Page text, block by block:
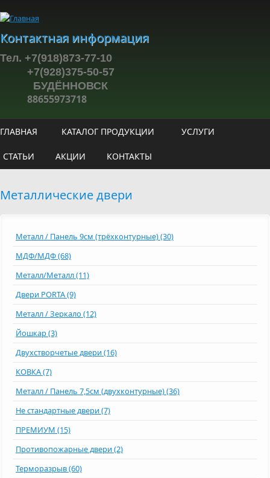
Контактная информация
Тел. +7(918)873-77-10
+7(928)375-50-57
БУДЁННОВСК
88655973718
ГЛАВНАЯ КАТАЛОГ ПРОДУКЦИИ УСЛУГИ
СТАТЬИ АКЦИИ КОНТАКТЫ
Металлические двери
Металл / Панель 9см (трёхконтурные) (30)
МДФ/МДФ (68)
Металл/Металл (11)
Двери PORTA (9)
Металл / Зеркало (12)
Йошкар (3)
Двухстворчетые двери (16)
КОВКА (7)
Металл / Панель 7,5см (двухконтурные) (36)
Не стандартные двери (7)
ПРЕМИУМ (15)
Противопожарные двери (2)
Терморазрыв (60)